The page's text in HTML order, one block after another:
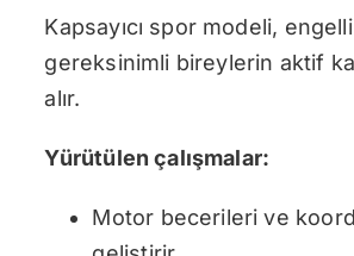
Kapsayıcı spor modeli,
gereksinimli bireylerin aktif
alır.
Yürütülen çalışmalar:
Motor becerileri ve